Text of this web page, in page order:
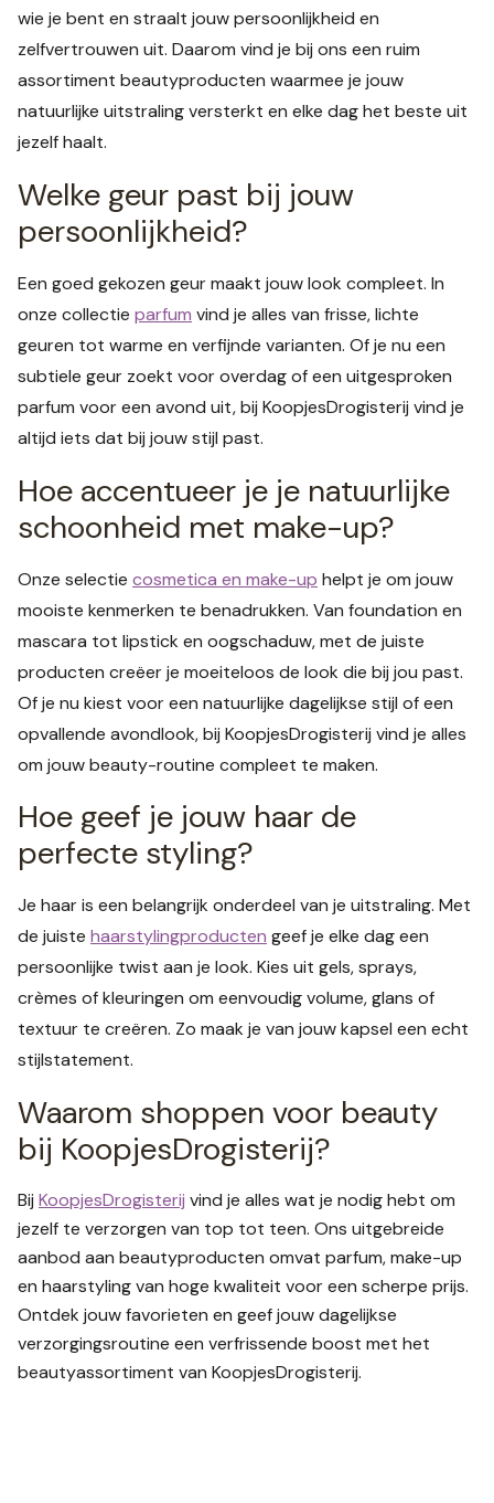
wie je bent en straalt jouw persoonlijkheid en
zelfvertrouwen uit. Daarom vind je bij ons een ruim
assortiment beautyproducten waarmee je jouw
natuurlijke uitstraling versterkt en elke dag het beste uit
jezelf haalt.
Welke geur past bij jouw
persoonlijkheid?
Een goed gekozen geur maakt jouw look compleet. In
onze collectie parfum vind je alles van frisse, lichte
geuren tot warme en verfijnde varianten. Of je nu een
subtiele geur zoekt voor overdag of een uitgesproken
parfum voor een avond uit, bij KoopjesDrogisterij vind je
altijd iets dat bij jouw stijl past.
Hoe accentueer je je natuurlijke
schoonheid met make-up?
Onze selectie cosmetica en make-up helpt je om jouw
mooiste kenmerken te benadrukken. Van foundation en
mascara tot lipstick en oogschaduw, met de juiste
producten creëer je moeiteloos de look die bij jou past.
Of je nu kiest voor een natuurlijke dagelijkse stijl of een
opvallende avondlook, bij KoopjesDrogisterij vind je alles
om jouw beauty-routine compleet te maken.
Hoe geef je jouw haar de
perfecte styling?
Je haar is een belangrijk onderdeel van je uitstraling. Met
de juiste haarstylingproducten geef je elke dag een
persoonlijke twist aan je look. Kies uit gels, sprays,
crèmes of kleuringen om eenvoudig volume, glans of
textuur te creëren. Zo maak je van jouw kapsel een echt
stijlstatement.
Waarom shoppen voor beauty
bij KoopjesDrogisterij?
Bij KoopjesDrogisterij vind je alles wat je nodig hebt om
jezelf te verzorgen van top tot teen. Ons uitgebreide
aanbod aan beautyproducten omvat parfum, make-up
en haarstyling van hoge kwaliteit voor een scherpe prijs.
Ontdek jouw favorieten en geef jouw dagelijkse
verzorgingsroutine een verfrissende boost met het
beautyassortiment van KoopjesDrogisterij.